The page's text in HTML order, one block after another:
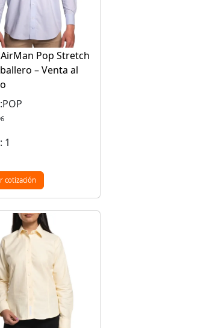
Pop Stretch
– Venta al
1
cotización